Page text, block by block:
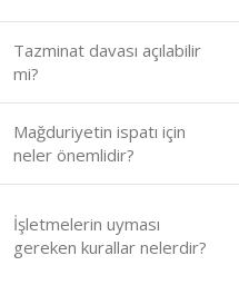
Tazminat davası açılabilir
mi?
Mağduriyetin ispatı için
neler önemlidir?
İşletmelerin uyması
gereken kurallar nelerdir?